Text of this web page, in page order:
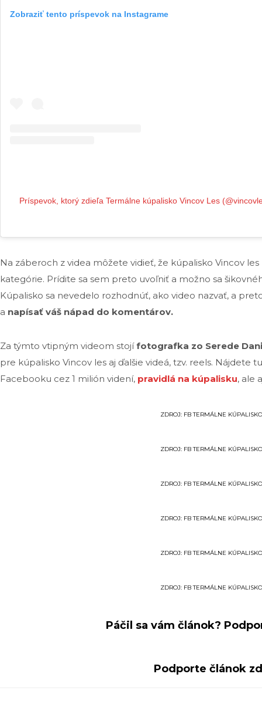
Zobraziť tento príspevok na Instagrame
Príspevok, ktorý zdieľa Termálne kúpalisko Vincov Les
Na záberoch z videa môžete vidieť, že kúpalisko Vincov
kategórie. Prídite sa sem preto uvoľniť a možno sa
Kúpalisko sa nevedelo rozhodnúť, ako video nazvať, a
a napísať váš nápad do komentárov.
Za týmto vtipným videom stojífotografka zo Serede
pre kúpalisko Vincov les aj ďalšie videá, tzv. reels. Nájdete
Facebooku cez 1 milión videní, pravidlá na kúpalisku, ale
ZDROJ: FB TERMÁLNE
ZDROJ: FB TERMÁLNE
ZDROJ: FB TERMÁLNE
ZDROJ: FB TERMÁLNE
ZDROJ: FB TERMÁLNE
ZDROJ: FB TERMÁLNE
Páčil sa vám článok?
Podporte článok